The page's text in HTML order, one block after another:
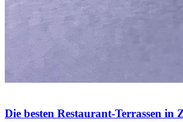
Die besten Restaurant-Terrassen in